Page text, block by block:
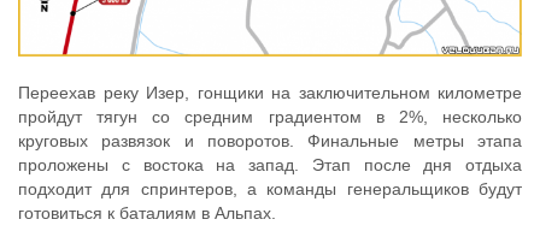
Переехав реку Изер, гонщики на заключительном километре
пройдут тягун со средним градиентом в 2%, несколько
круговых развязок и поворотов. Финальные метры этапа
проложены с востока на запад. Этап после дня отдыха
подходит для спринтеров, а команды генеральщиков будут
готовиться к баталиям в Альпах.